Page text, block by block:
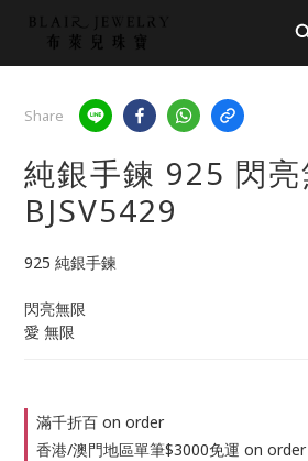
Share
純銀手鍊 925 閃亮
BJSV5429
925 純銀手鍊
閃亮無限
愛 無限
滿千折百 on order
香港/澳門地區單筆$3000免運 on order